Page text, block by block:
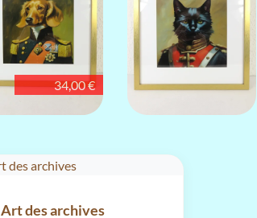
34,00 €
Art des archives